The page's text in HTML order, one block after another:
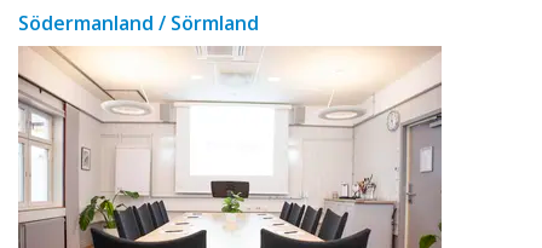
Södermanland / Sörmland